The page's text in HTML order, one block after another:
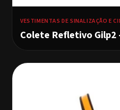
VESTIMENTAS DE SINALIZAÇÃO E
Colete Refletivo Gilp2